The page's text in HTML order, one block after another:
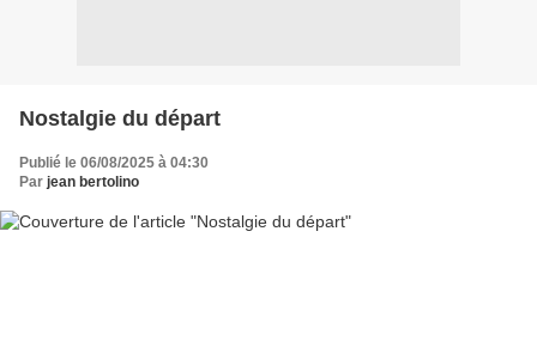
Nostalgie du départ
Publié le 06/08/2025 à 04:30
Par jean bertolino